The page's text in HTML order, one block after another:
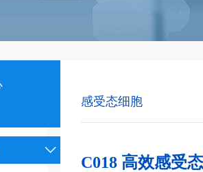
感受态细胞
C018 高效感受